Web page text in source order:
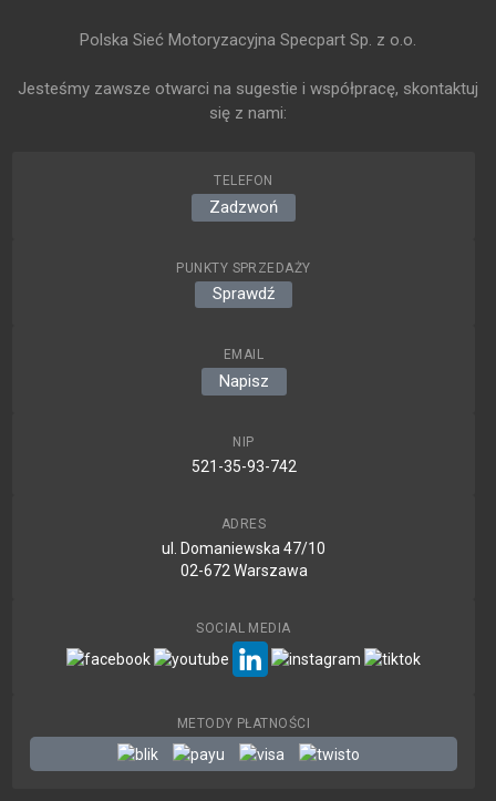
Polska Sieć Motoryzacyjna Specpart Sp. z o.o.
Jesteśmy zawsze otwarci na sugestie i współpracę, skontaktuj
się z nami:
TELEFON
Zadzwoń
PUNKTY SPRZEDAŻY
Sprawdź
EMAIL
Napisz
NIP
521-35-93-742
ADRES
ul. Domaniewska 47/10
02-672 Warszawa
SOCIAL MEDIA
METODY PŁATNOŚCI